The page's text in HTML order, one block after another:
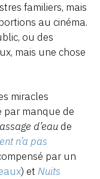
familiers, mais
au cinéma.
ou des
mais une chose
miracles
par manque de
d’eau de
n’a pas
par un
) et Nuits